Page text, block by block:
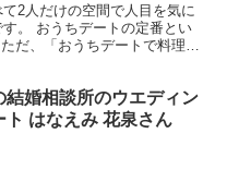
2人だけの空間で人目を気に
。 おうちデートの定番とい
だ、「おうちデートで料理を
結婚相談所のウエディン
ト はなえみ 花泉さん